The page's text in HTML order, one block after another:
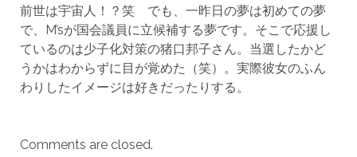
前世は宇宙人！？笑 でも、一昨日の夢は初めての夢
で、M’sが国会議員に立候補する夢です。そこで応援し
ているのは少子化対策の猪口邦子さん。当選したかど
うかはわからずに目が覚めた（笑）。実際彼女のふん
わりしたイメージは好きだったりする。
Comments are closed.